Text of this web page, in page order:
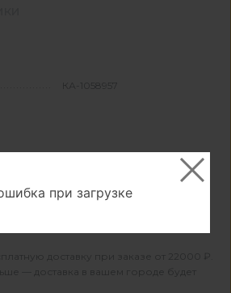
КА-1058957
доставку при заказе от 22000 ₽.
— доставка в вашем городе будет
при загрузке